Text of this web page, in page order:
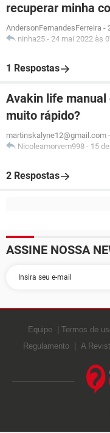
recuperar minha
AndersonFernandesFerreira -
ninha25 - 24 mai 2022 às
1 Respostas
Avakin life manual
muito rápido?
martinskalyne12@gmail.com -
Nicoleamorvem998 - 15
2 Respostas
ASSINE NOSSA
Equipe Termos de
Regulamento
A